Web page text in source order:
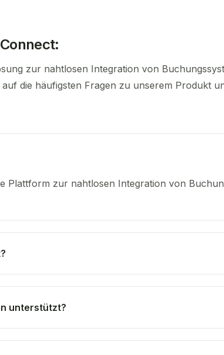
zur nahtlosen Integration von
die häufigsten Fragen zu unserem Produkt
Plattform zur nahtlosen Integration von
unterstützt?